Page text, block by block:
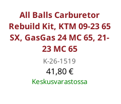
All Balls Carburetor
Rebuild Kit, KTM 09-23 65
SX, GasGas 24 MC 65, 21-
23 MC 65
K-26-1519
41,80 €
Keskusvarastossa